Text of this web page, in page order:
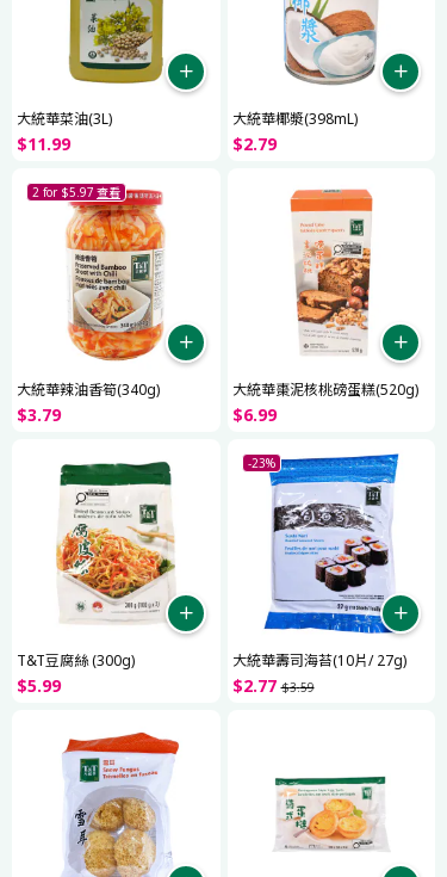
大統華菜油(3L)
$11.99
大統華椰漿(398mL)
$2.79
2 for $5.97 查看
大統華辣油香筍(340g)
$3.79
大統華棗泥核桃磅蛋糕(520g)
$6.99
T&T豆腐絲 (300g)
$5.99
-23%
大統華壽司海苔(10片/ 27g)
$2.77 $3.59